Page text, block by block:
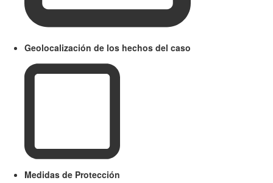
Geolocalización de los hechos del caso
Medidas de Protección